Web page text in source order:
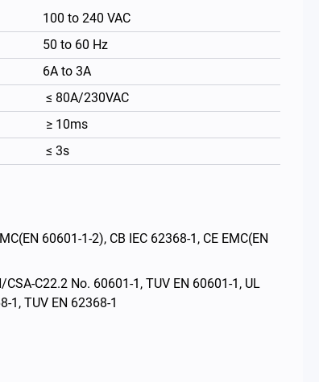
100 to 240 VAC
50 to 60 Hz
6A to 3A
≤ 80A/230VAC
≥ 10ms
≤ 3s
60601-1-2), CB IEC 62368-1, CE EMC(EN
C22.2 No. 60601-1, TUV EN 60601-1, UL
1, TUV EN 62368-1